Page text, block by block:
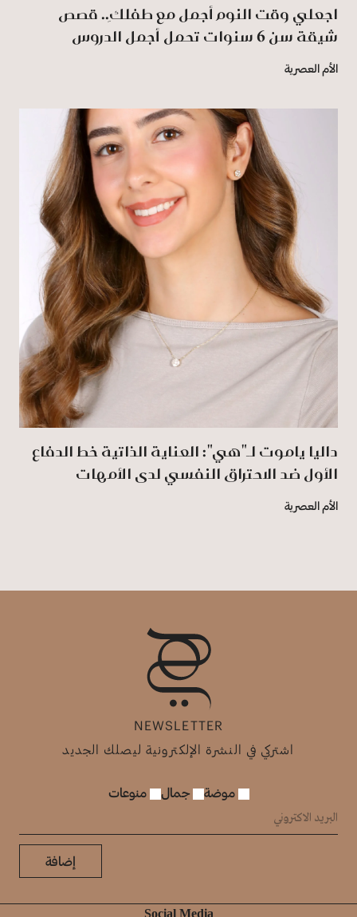
اجعلي وقت النوم أجمل مع طفلكِ.. قصص
شيقة سن 6 سنوات تحمل أجمل الدروس
الأم العصرية
داليا ياموت لـ"هي": العناية الذاتية خط الدفاع
الأول ضد الاحتراق النفسي لدى الأمهات
الأم العصرية
NEWSLETTER
اشتركي في النشرة الإلكترونية ليصلك الجديد
موضة جمال منوعات
إضافة